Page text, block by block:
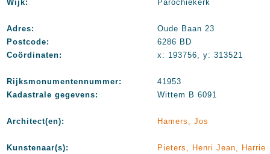
Wijk:
Parochiekerk
Adres:
Oude Baan 23
Postcode:
6286 BD
Coördinaten:
x: 193756, y: 313521
Rijksmonumentennummer:
41953
Kadastrale gegevens:
Wittem B 6091
Architect(en): Hamers, Jos
Kunstenaar(s):
Pieters, Henri Jean, Harrie